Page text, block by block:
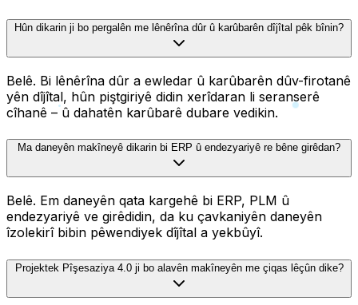
Hûn dikarin ji bo pergalên me lênêrîna dûr û karûbarên dîjîtal pêk bînin?
Belê. Bi lênêrîna dûr a ewledar û karûbarên dûv-firotanê
yên dîjîtal, hûn piştgiriyê didin xerîdaran li seranserê
cîhanê – û dahatên karûbarê dubare vedikin.
Ma daneyên makîneyê dikarin bi ERP û endezyariyê re bêne girêdan?
Belê. Em daneyên qata kargehê bi ERP, PLM û
endezyariyê ve girêdidin, da ku çavkaniyên daneyên
îzolekirî bibin pêwendiyek dîjîtal a yekbûyî.
Projektek Pîşesaziya 4.0 ji bo alavên makîneyên me çiqas lêçûn dike?